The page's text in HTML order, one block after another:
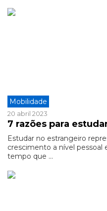
Mobilidade
20 abril 2023
7 razões para
Estudar no estrangeiro
crescimento a nível pessoal
tempo que ...